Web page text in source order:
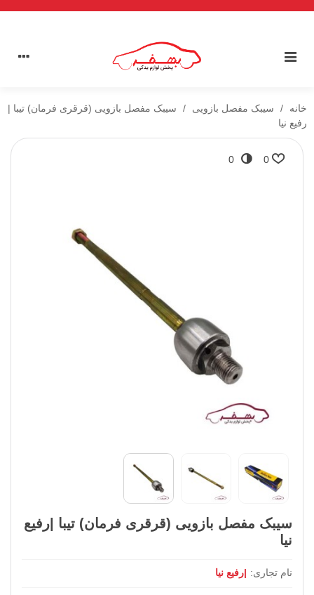
خانه / سیبک مفصل بازویی /
سیبک مفصل بازویی (قرقری فرمان) تیبا |
رفیع نیا
0
0
سیبک مفصل بازویی (قرقری فرمان) تیبا |رفیع
نیا
نام تجاری: |رفیع نیا